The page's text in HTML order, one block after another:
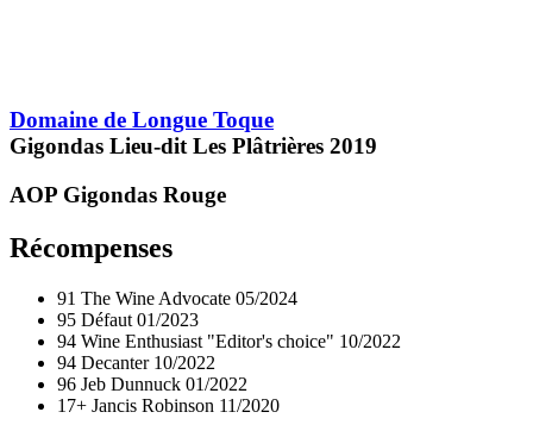
Domaine de Longue Toque
Gigondas Lieu-dit Les Plâtrières 2019
AOP Gigondas Rouge
Récompenses
91 The Wine Advocate 05/2024
95 Défaut 01/2023
94 Wine Enthusiast "Editor's choice" 10/2022
94 Decanter 10/2022
96 Jeb Dunnuck 01/2022
17+ Jancis Robinson 11/2020